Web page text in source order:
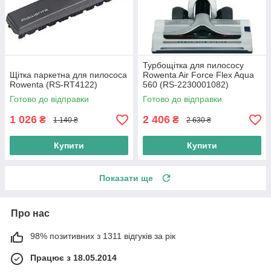
Щітка паркетна для пилососа
Rowenta (RS-RT4122)
Готово до відправки
1 026 ₴ 1 140 ₴
Купити
Турбощітка для пилососу
Rowenta Air Force Flex Aqua
560 (RS-2230001082)
Оригінал.
Готово до відправки
2 406 ₴ 2 630 ₴
Купити
Показати ще
Про нас
98% позитивних з 1311 відгуків за рік
Працює з 18.05.2014